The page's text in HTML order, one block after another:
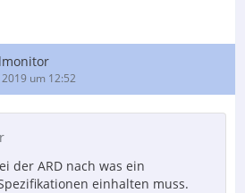
um 12:52
der ARD nach was ein
einhalten muss.